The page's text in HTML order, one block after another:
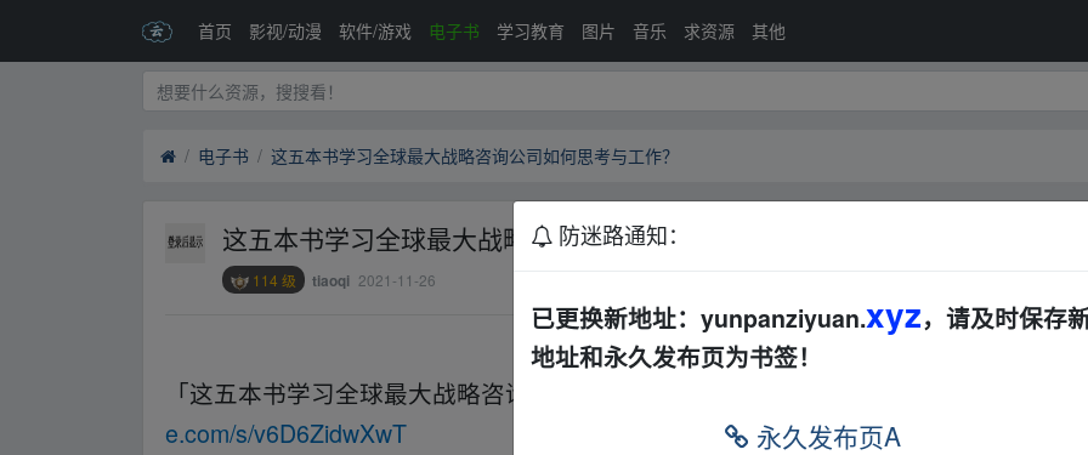
首页 影视/动漫 软件/游戏 电子书 学习教育 图片 音乐 求资源 其他
电子书 这五本书学习全球最大战略咨询公司如何思考与工作？
这五本书学习全球最大战略咨询公司如何思考与工作？
114 级 tiaoqi 2021-11-26
「这五本书学习全球最大战略咨询公司如何思考与工作？」，
https://
e.com/s/v6D6ZidwXwT‥fr﹏om w ww.y▪un、pan zi﹏yu、an.xy z
防迷路通知：
已更换新地址：yunpanziyuan.xyz，请及时保存
地址和永久发布页为书签！
永久发布页A